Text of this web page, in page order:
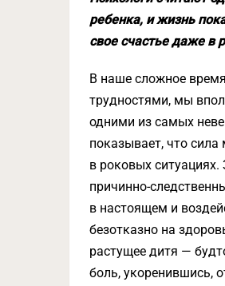
ребенка, и жизнь
свое счастье даже в
В наше сложное
трудностями, мы
одними из самых
показывает, что
в роковых
причинно-
в настоящем и
безотказно на
растущее дитя —
боль, укоренившись,